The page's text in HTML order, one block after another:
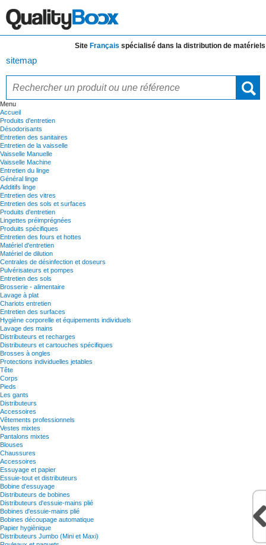
SiteFrançaisspécialisé dans la distribution dematériels
sitemap
Menu
Accueil
Produits d'entretien
Désodorisants
Entretien des sanitaires
Entretien de la vaisselle
Vaisselle Manuelle
Vaisselle Machine
Entretien du linge
Général linge
Additifs linge
Entretien des vitres
Entretien des sols et surfaces
Produits d'entretien
Lingettes préimprégnées
Produits spécifiques
Entretien des fours et hottes
Matériel d'entretien
Matériel de dilution
Centrales de désinfection et doseurs
Pulvérisateurs et pompes
Entretien des sols
Brosserie - alimentaire
Lavage à plat
Chariots entretien
Entretien des surfaces
Hygiène corporelle et équipements individuels
Lavage des mains
Distributeurs et recharges
Distributeurs et cartouches spécifiques
Brosses à ongles
Protections individuelles jetables
Tête
Corps
Pieds
Les gants
Distributeurs
Accessoires
Vêtements professionnels
Vestes mixtes
Pantalons mixtes
Blouses
Chaussures
Accessoires
Essuyage et papier
Essuie-tout et distributeurs
Bobine d'essuyage
Distributeurs de bobines
Distributeurs d'essuie-mains plié
Bobines d'essuie-mains plié
Bobines découpage automatique
Papier hygiènique
Distributeurs Jumbo (Mini et Maxi)